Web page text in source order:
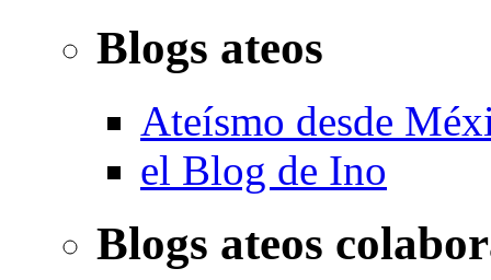
Blogs ateos
Ateísmo desde
el Blog de Ino
Blogs ateos